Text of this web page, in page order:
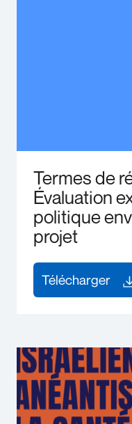
Termes de
Évaluation
politique
projet
Télécharger